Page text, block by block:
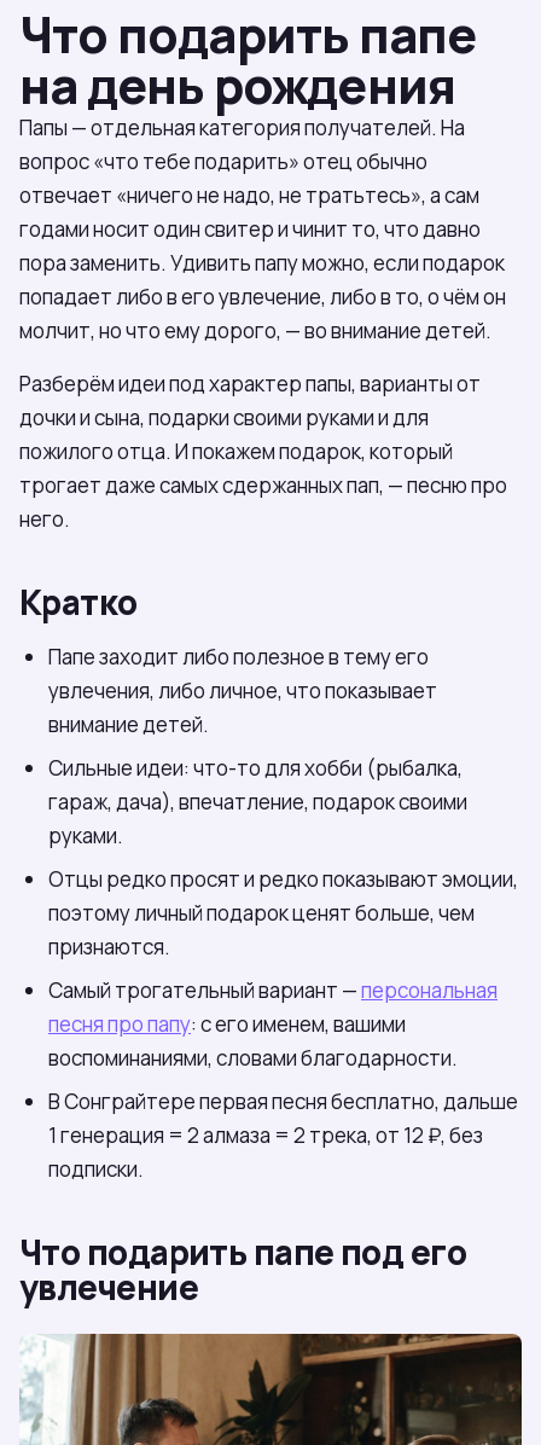
Что подарить папе
на день рождения
Папы — отдельная категория получателей. На
вопрос «что тебе подарить» отец обычно
отвечает «ничего не надо, не тратьтесь», а сам
годами носит один свитер и чинит то, что давно
пора заменить. Удивить папу можно, если подарок
попадает либо в его увлечение, либо в то, о чём он
молчит, но что ему дорого, — во внимание детей.
Разберём идеи под характер папы, варианты от
дочки и сына, подарки своими руками и для
пожилого отца. И покажем подарок, который
трогает даже самых сдержанных пап, — песню про
него.
Кратко
Папе заходит либо полезное в тему его
увлечения, либо личное, что показывает
внимание детей.
Сильные идеи: что-то для хобби (рыбалка,
гараж, дача), впечатление, подарок своими
руками.
Отцы редко просят и редко показывают эмоции,
поэтому личный подарок ценят больше, чем
признаются.
Самый трогательный вариант —персональная
песня про папу: с его именем, вашими
воспоминаниями, словами благодарности.
В Сонграйтере первая песня бесплатно, дальше
1 генерация = 2 алмаза = 2 трека, от 12 ₽, без
подписки.
Что подарить папе под его
увлечение